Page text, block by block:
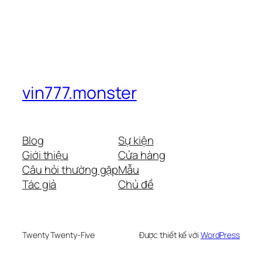
vin777.monster
Blog
Giới thiệu
Câu hỏi thường gặp
Tác giả
Sự kiện
Cửa hàng
Mẫu
Chủ đề
Twenty Twenty-Five Được thiết kế với WordPress